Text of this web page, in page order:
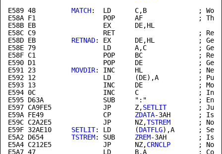
E589 48 MATCH:  LD      C,B             ; Word
E58A F1                 POP     AF              ; Throw
E58B EB                 EX      DE,HL
E58C C9                 RET                     ;
E58D EB RETNAD: EX      DE,HL           ; Get
E58E 79                 LD      A,C             ; Get
E58F C1                 POP     BC              ;
E591
23 MOVDIR: INC     HL              ; Next
E592 12                 LD      (DE),A          ; Put
E593 13                 INC     DE              ; Move
E594 0C                 INC     C               ;
E595 D63A               SUB     ":"             ; End
E597 CA9FE5             JP      Z,SETLIT
;
E59A FE49               CP ZDATA-3AH       ;
E59C C2A2E5             JP      NZ,TSTREM
; No
E59F 32AE10 SETLIT: LD      (DATFLG
E5A2 D654 TSTREM: SUB ZREM-3AH        ;
E5A4 C212E5             JP      NZ,CRNCLP
; No